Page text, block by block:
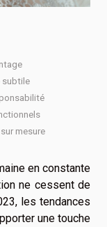
subtile
mesure
en constante
ne cessent de
les tendances
une touche